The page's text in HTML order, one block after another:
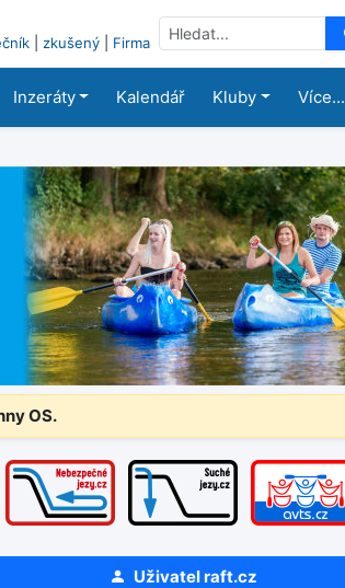
zkušený Firma
Inzeráty Kalendář Kluby Více...
OS.
Uživatelraft.cz